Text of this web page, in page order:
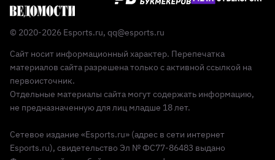
© 2020-2026 Esports.ru, qq@esports.ru
Сайт носит информационный характер. Перепечатка
материалов сайта разрешена только с активной ссылкой на
первоисточник.
Отдельные материалы сайта могут содержать информацию,
не предназначенную для лиц младше 18 лет.
Сетевое издание «Esports.ru» (адрес в сети интернет
Esports.ru), свидетельство Эл № ФС77-86483 выдано